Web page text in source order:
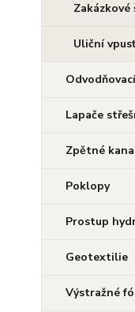
Uliční
Lapače
Zpětné
Poklopy
Prostup
Geotextilie
Výstražné